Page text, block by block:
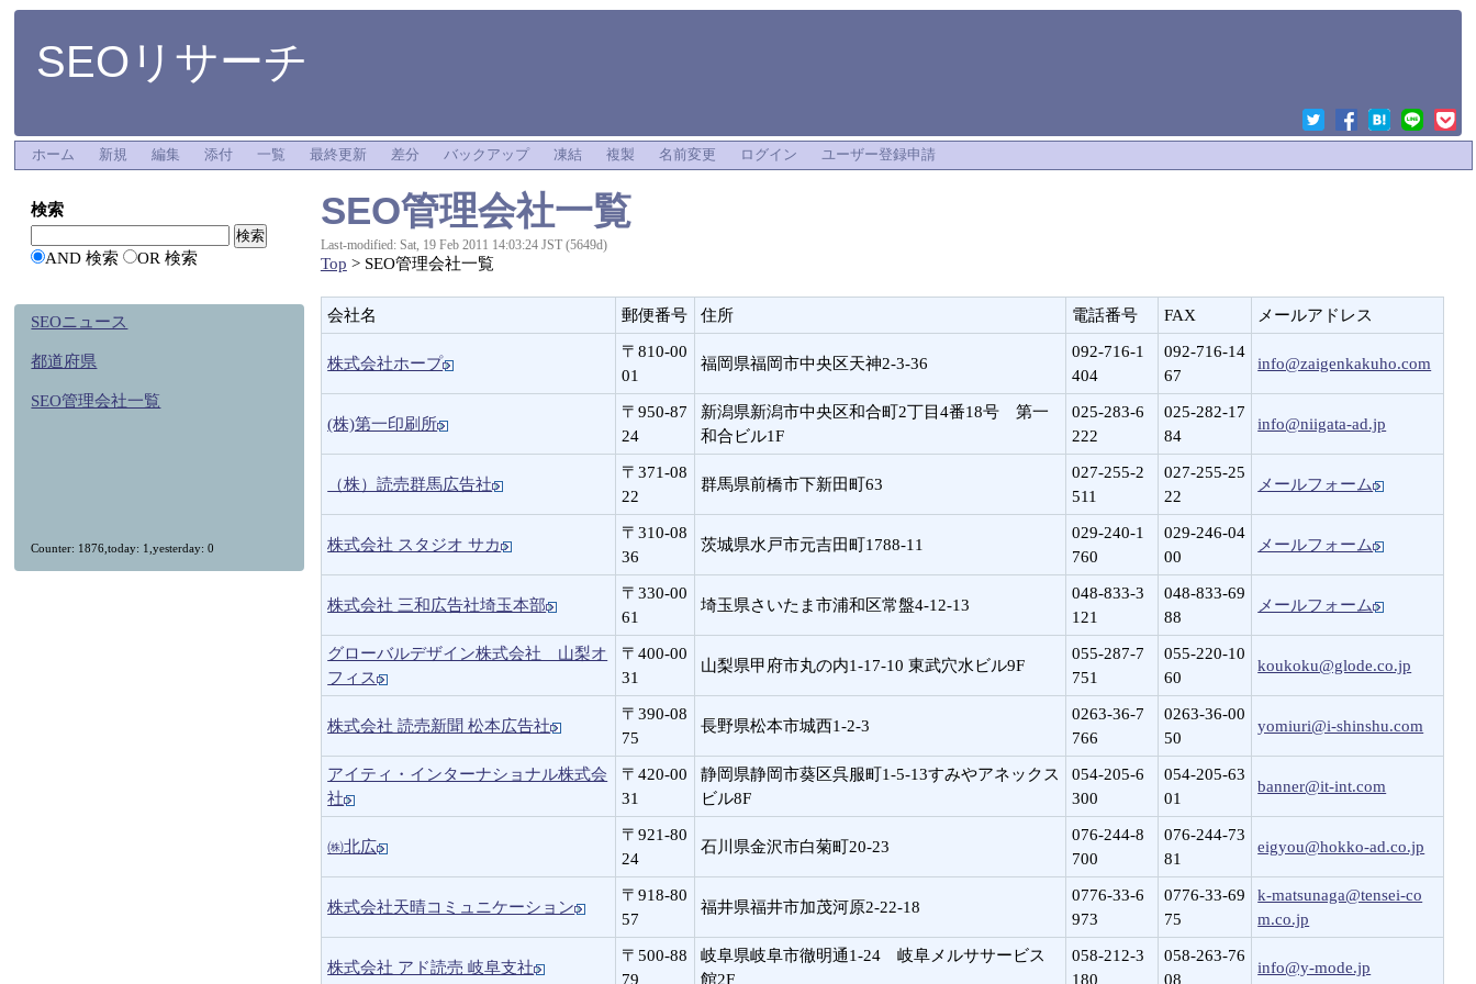
SEOリサーチ
ホーム 新規 編集 添付 一覧 最終更新 差分 バックアップ 凍結 複製 名前変更 ログイン ユーザー登録申請
SEO管理会社一覧
Last-modified: Sat, 19 Feb 2011 14:03:24 JST (5649d)
Top > SEO管理会社一覧
会社名 郵便番号 住所 電話番号 FAX メールアドレス
株式会社ホープ
〒810-00
01
福岡県福岡市中央区天神2-3-36
092-716-1
404
092-716-14
67
info@zaigenkakuho.com
(株)第一印刷所
〒950-87
24
新潟県新潟市中央区和合町2丁目4番18号 第一
和合ビル1F
025-283-6
222
025-282-17
84
info@niigata-ad.jp
（株）読売群馬広告社
〒371-08
22
群馬県前橋市下新田町63
027-255-2
511
027-255-25
22
メールフォーム
株式会社 スタジオ サカ
〒310-08
36
茨城県水戸市元吉田町1788-11
029-240-1
760
029-246-04
00
メールフォーム
株式会社 三和広告社埼玉本部
〒330-00
61
埼玉県さいたま市浦和区常盤4-12-13
048-833-3
121
048-833-69
88
メールフォーム
グローバルデザイン株式会社 山梨オ
フィス
〒400-00
31
山梨県甲府市丸の内1-17-10 東武穴水ビル9F
055-287-7
751
055-220-10
60
koukoku@glode.co.jp
株式会社 読売新聞 松本広告社
〒390-08
75
長野県松本市城西1-2-3
0263-36-7
766
0263-36-00
50
yomiuri@i-shinshu.com
アイティ・インターナショナル株式会
社
〒420-00
31
静岡県静岡市葵区呉服町1-5-13すみやアネックス
ビル8F
054-205-6
300
054-205-63
01
banner@it-int.com
㈱北広
〒921-80
24
石川県金沢市白菊町20-23
076-244-8
700
076-244-73
81
eigyou@hokko-ad.co.jp
株式会社天晴コミュニケーション
〒918-80
57
福井県福井市加茂河原2-22-18
0776-33-6
973
0776-33-69
75
k-matsunaga@tensei-co
m.co.jp
株式会社 アド読売 岐阜支社
〒500-88
79
岐阜県岐阜市徹明通1-24 岐阜メルササービス
館2F
058-212-3
180
058-263-76
08
info@y-mode.jp
検索
AND 検索 OR 検索
SEOニュース
都道府県
SEO管理会社一覧
Counter: 1876,today: 1,yesterday: 0